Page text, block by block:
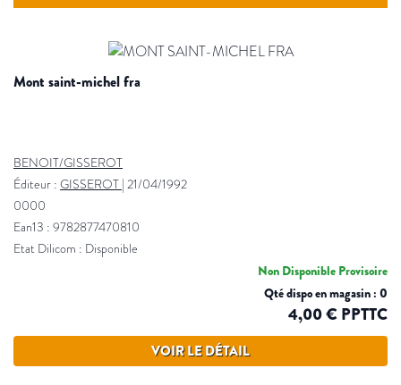
mont saint-michel fra
BENOIT/GISSEROT
Éditeur : GISSEROT | 21/04/1992
0000
Ean13 : 9782877470810
Etat Dilicom : Disponible
Non Disponible Provisoire
Qté dispo en magasin : 0
4,00 € PPTTC
VOIR LE DÉTAIL